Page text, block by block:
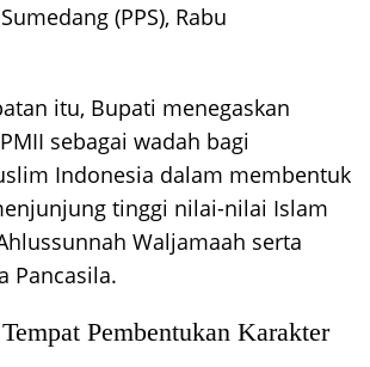
(PPS), Rabu
itu, Bupati menegaskan
sebagai wadah bagi
Indonesia dalam membentuk
tinggi nilai-nilai Islam
Waljamaah serta
Pancasila.
Pembentukan Karakter